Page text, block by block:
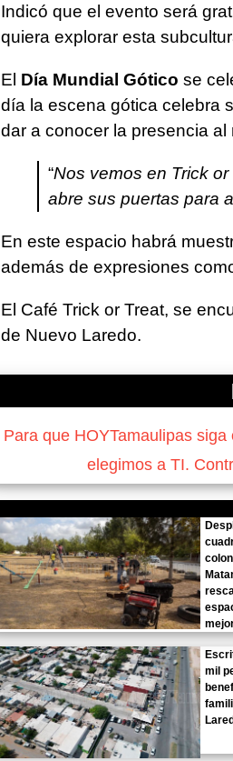
Indicó que el evento será
quiera explorar esta
El Día Mundial Gótico se
día la escena gótica celebra
dar a conocer la presencia al
“Nos vemos en Trick
abre sus puertas para
En este espacio habrá
además de expresiones
El Café Trick or Treat, se
de Nuevo Laredo.
Para que HOYTamaulipas
elegimos a TI.
mil